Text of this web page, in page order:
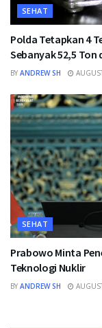
SEHAT
Polda Tetapkan 4
Sebanyak 52,5 Ton
BY ANDREW SH
SEHAT
Prabowo Minta
Teknologi Nuklir
BY ANDREW SH